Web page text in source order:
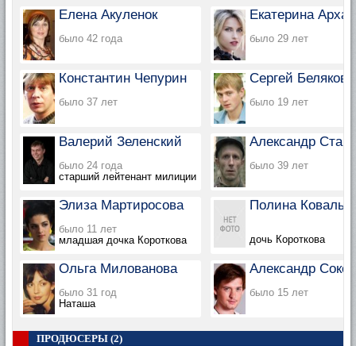
Елена Акуленок
было 42 года
Екатерина
было 29 лет
Константин Чепурин
было 37 лет
Сергей
было 19 лет
Валерий Зеленский
было 24 года
старший лейтенант милиции
Александр
было 39 лет
Элиза Мартиросова
было 11 лет
младшая дочка Короткова
Полина Коваль
дочь Короткова
Ольга Милованова
было 31 год
Наташа
Александр
было 15 лет
ПРОДЮСЕРЫ (2)